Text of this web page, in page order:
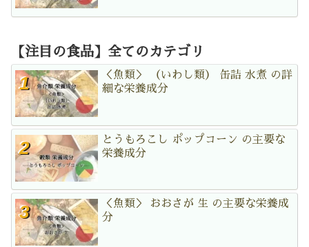
【注目の食品】全てのカテゴリ
＜魚類＞ （いわし類） 缶詰 水煮 の詳
細な栄養成分
とうもろこし ポップコーン の主要な
栄養成分
＜魚類＞ おおさが 生 の主要な栄養成
分